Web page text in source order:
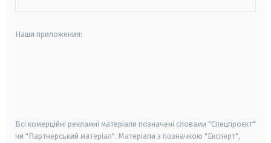
Наши приложения:
Всі комерційні рекламні матеріали позначені словами "Спецпроєкт"
чи "Партнерський матеріал". Матеріали з позначкою "Експерт",